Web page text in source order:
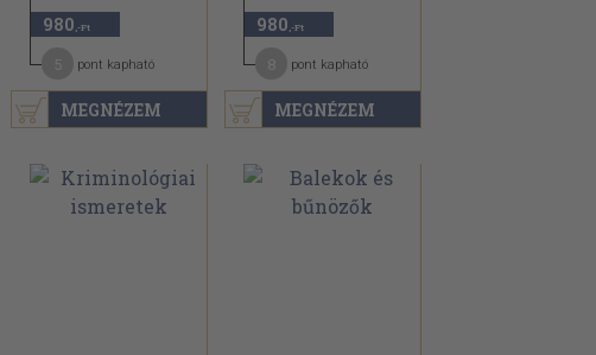
MEGNÉZEM
980 ,-Ft
pont kapható
MEGNÉZEM
980 ,-Ft
pont kapható